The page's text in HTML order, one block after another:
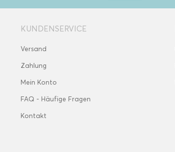
KUNDENSERVICE
Versand
Zahlung
Mein Konto
FAQ - Häufige Fragen
Kontakt